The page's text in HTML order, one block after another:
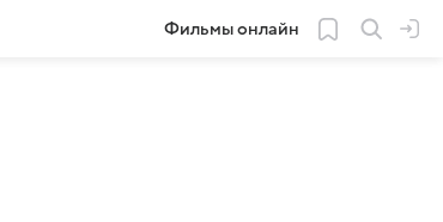
Фильмы онлайн